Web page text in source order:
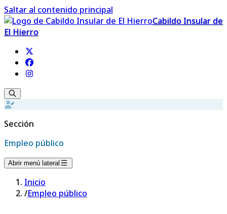
Saltar al contenido principal
Cabildo Insular de
El Hierro
Sección
Empleo público
Abrir menú lateral
Inicio
/Empleo público